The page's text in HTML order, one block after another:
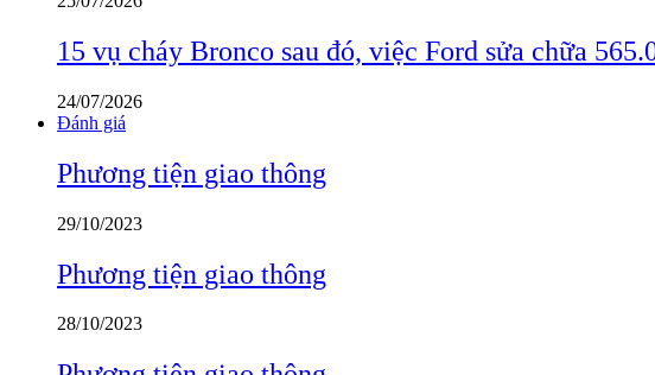
15 vụ cháy Bronco sau đó, việc Ford sửa chữa
24/07/2026
Đánh giá
Phương tiện giao thông
29/10/2023
Phương tiện giao thông
28/10/2023